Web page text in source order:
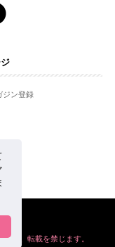
ジン登録
複写、転載を禁じます。